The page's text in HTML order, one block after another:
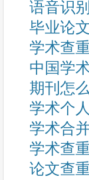
语音识
毕业论
学术查
中国学
期刊怎
学术个
学术合
学术查
论文查